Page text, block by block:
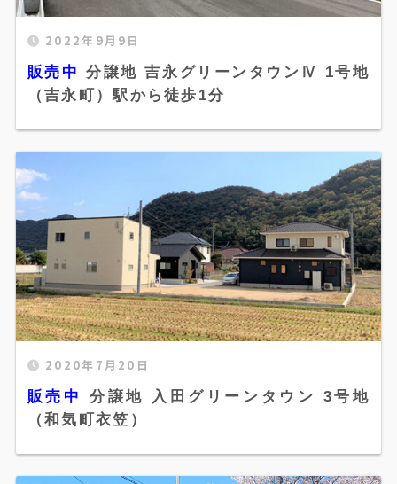
販売中 分譲地 吉永グリーンタウンⅣ 1号地（吉
永町）駅から徒歩1分" width="520"
height="300" />
2022年9月9日
販売中分譲地 吉永グリーンタウンⅣ 1号地
（吉永町）駅から徒歩1分
販売中 分譲地 入田グリーンタウン 3号地（和気
町衣笠）" width="520" height="300" />
2020年7月20日
販売中分譲地 入田グリーンタウン 3号地
（和気町衣笠）